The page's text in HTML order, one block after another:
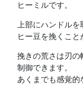
ヒーミルです。
上部にハンドルを
ヒー豆を挽くこと
挽きの荒さは刃の
制御できます。
あくまでも感覚的